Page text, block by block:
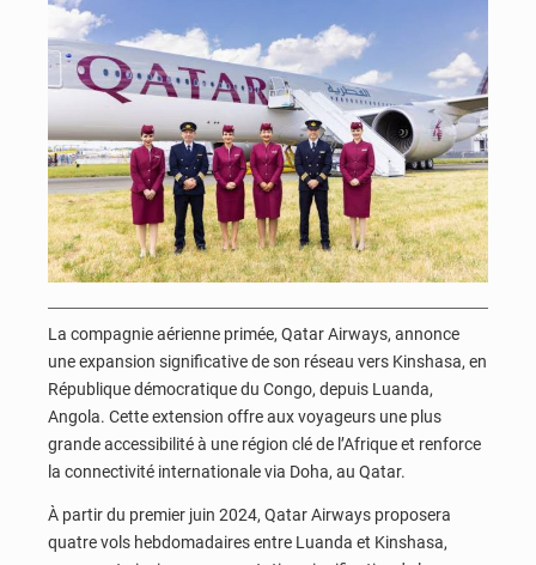
La compagnie aérienne primée, Qatar Airways, annonce
une expansion significative de son réseau vers Kinshasa, en
République démocratique du Congo, depuis Luanda,
Angola. Cette extension offre aux voyageurs une plus
grande accessibilité à une région clé de l’Afrique et renforce
la connectivité internationale via Doha, au Qatar.
À partir du premier juin 2024, Qatar Airways proposera
quatre vols hebdomadaires entre Luanda et Kinshasa,